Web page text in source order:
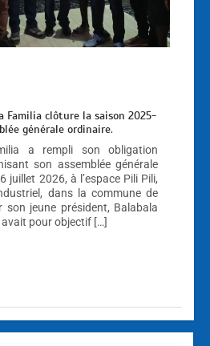
Familia clôture la saison 2025-
générale ordinaire.
a rempli son obligation
son assemblée générale
juillet 2026, à l’espace Pili Pili,
dans la commune de
son jeune président, Balabala
pour objectif […]